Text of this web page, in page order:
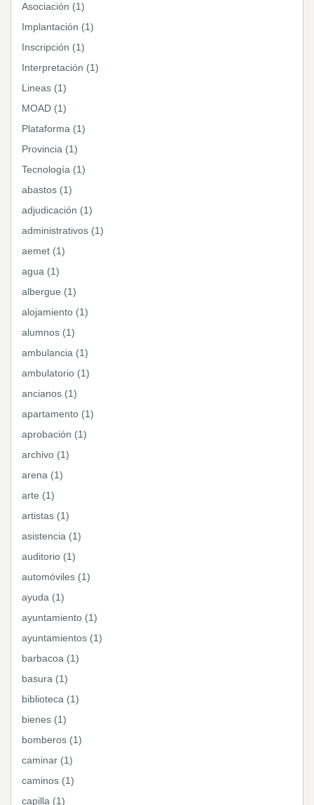
Asociación (1)
Implantación (1)
Inscripción (1)
Interpretación (1)
Lineas (1)
MOAD (1)
Plataforma (1)
Provincia (1)
Tecnología (1)
abastos (1)
adjudicación (1)
administrativos (1)
aemet (1)
agua (1)
albergue (1)
alojamiento (1)
alumnos (1)
ambulancia (1)
ambulatorio (1)
ancianos (1)
apartamento (1)
aprobación (1)
archivo (1)
arena (1)
arte (1)
artistas (1)
asistencia (1)
auditorio (1)
automóviles (1)
ayuda (1)
ayuntamiento (1)
ayuntamientos (1)
barbacoa (1)
basura (1)
biblioteca (1)
bienes (1)
bomberos (1)
caminar (1)
caminos (1)
capilla (1)